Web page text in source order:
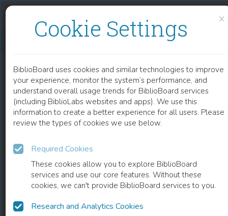
×
Cookie Settings
BiblioBoard uses cookies and similar technologies to improve
your experience, monitor the system’s performance, and
understand overall usage trends for BiblioBoard services
(including BiblioLabs websites and apps). We use this
information to create a better experience for all users. Please
review the types of cookies we use below.
Required Cookies
These cookies allow you to explore BiblioBoard
services and use our core features. Without these
cookies, we can't provide BiblioBoard services to you.
Research and Analytics Cookies
READ
BOOK